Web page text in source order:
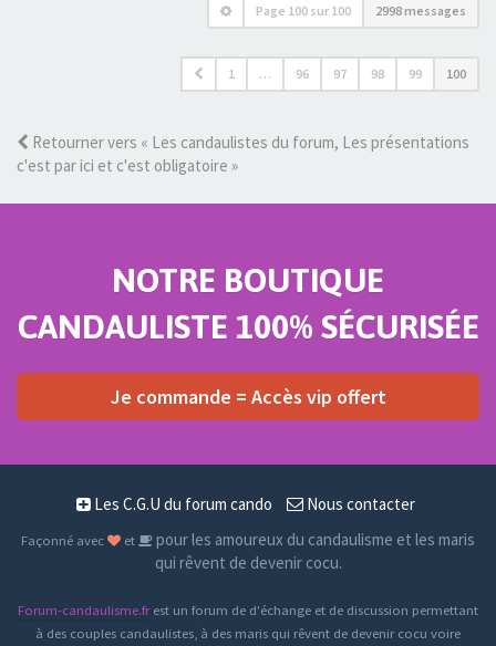
Page 100 sur 100 2998 messages
1 … 96 97 98 99 100
Retourner vers « Les candaulistes du forum, Les présentations
c'est par ici et c'est obligatoire »
NOTRE BOUTIQUE
CANDAULISTE 100% SÉCURISÉE
Je commande = Accès vip offert
Les C.G.U du forum cando Nous contacter
Façonné avec et
pour les amoureux du candaulisme et les maris
qui rêvent de devenir cocu.
Forum-candaulisme.frest un forum de d'échange et de discussion permettant
à des couples candaulistes, à des maris qui rêvent de devenir cocu voire